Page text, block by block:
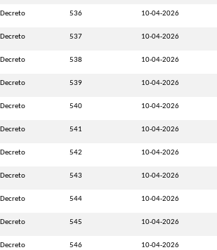
Decreto 536 10-04-2026
Decreto 537 10-04-2026
Decreto 538 10-04-2026
Decreto 539 10-04-2026
Decreto 540 10-04-2026
Decreto 541 10-04-2026
Decreto 542 10-04-2026
Decreto 543 10-04-2026
Decreto 544 10-04-2026
Decreto 545 10-04-2026
Decreto 546 10-04-2026